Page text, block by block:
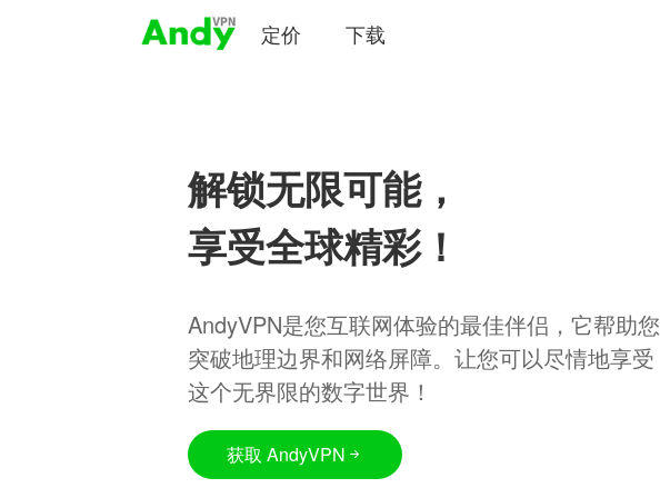
定价 下载
解锁无限可能，
享受全球精彩！
AndyVPN是您互联网体验的最佳伴侣，它帮助您
突破地理边界和网络屏障。让您可以尽情地享受
这个无界限的数字世界！
获取 AndyVPN